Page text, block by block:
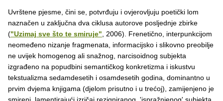
Uvrštene pjesme, čini se, potvrđuju i ovjerovljuju poetički lom
naznačen u zaključna dva ciklusa autorove posljednje zbirke
("Uzimaj sve što te smiruje" , 2006). Frenetično, interpunkcijom
neomeđeno nizanje fragmenata, informacijsko i slikovno preobilje
ne uvijek homogenog ali snažnog, narcisoidnog subjekta
izgrađeno na popudbini semantičkog konkretizma i iskustvu
tekstualizma sedamdesetih i osamdesetih godina, dominantno u
prvim dvjema knjigama (djelom prisutno i u trećoj), zamijenjeno je
smireni, lamentirajući izričaj rezigniranog, 'ispražnjenog' subjekta